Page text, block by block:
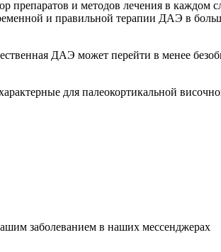
и методов лечения в каждом
и правильной терапии ДАЭ в
ДАЭ может перейти в менее
для палеокортикальной
заболеванием в наших мессенджерах